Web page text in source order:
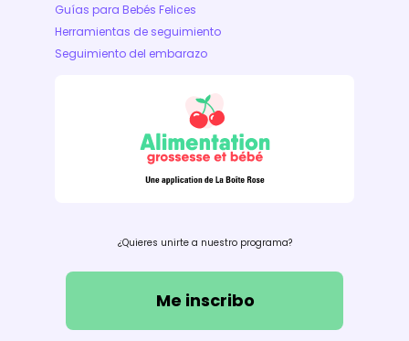
Guías para Bebés Felices
Herramientas de seguimiento
Seguimiento del embarazo
¿Quieres unirte a nuestro programa?
Me inscribo